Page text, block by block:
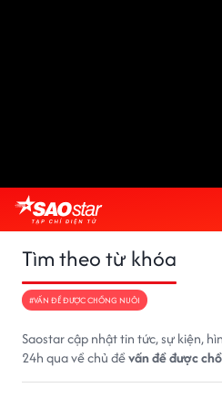
Tìm theo từ khóa
#VẤN ĐỀ ĐƯỢC CHỒNG NUÔI
Saostar cập nhật tin tức, sự kiện,
24h qua về chủ đềvấn đề được